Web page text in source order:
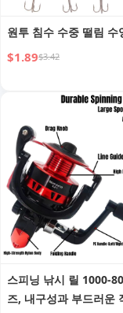
원투 침수 수중 떨림 수
$1.89$3.42
스피닝 낚시 릴 1000-
즈, 내구성과 부드러운